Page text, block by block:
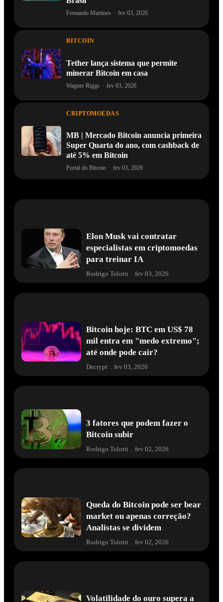
Fernando Martines · fev 03, 2026
BITCOIN
Tether lança sistema que permite
minerar Bitcoin em casa
Wagner Riggs · fev 03, 2026
CRIPTOMOEDAS
MB | Mercado Bitcoin anuncia primeira
Super Quarta do ano, com cashback de
até 5% em Bitcoin
Portal do Bitcoin · fev 03, 2026
Elon Musk vai contratar
especialistas em criptomoedas
para treinar IA
Rodrigo Tolotti fev 03, 2026
Bitcoin hoje: BTC em US$ 78
mil entra em "medo extremo";
até onde pode cair?
Decrypt . fev 03, 2026
3 fatores que podem fazer o
Bitcoin subir
Rodrigo Tolotti fev 02, 2026
Queda do Bitcoin pode ser bear
market ou apenas correção?
Analistas se dividem
Rodrigo Tolotti . fev 02, 2026
Volatilidade do ouro supera a